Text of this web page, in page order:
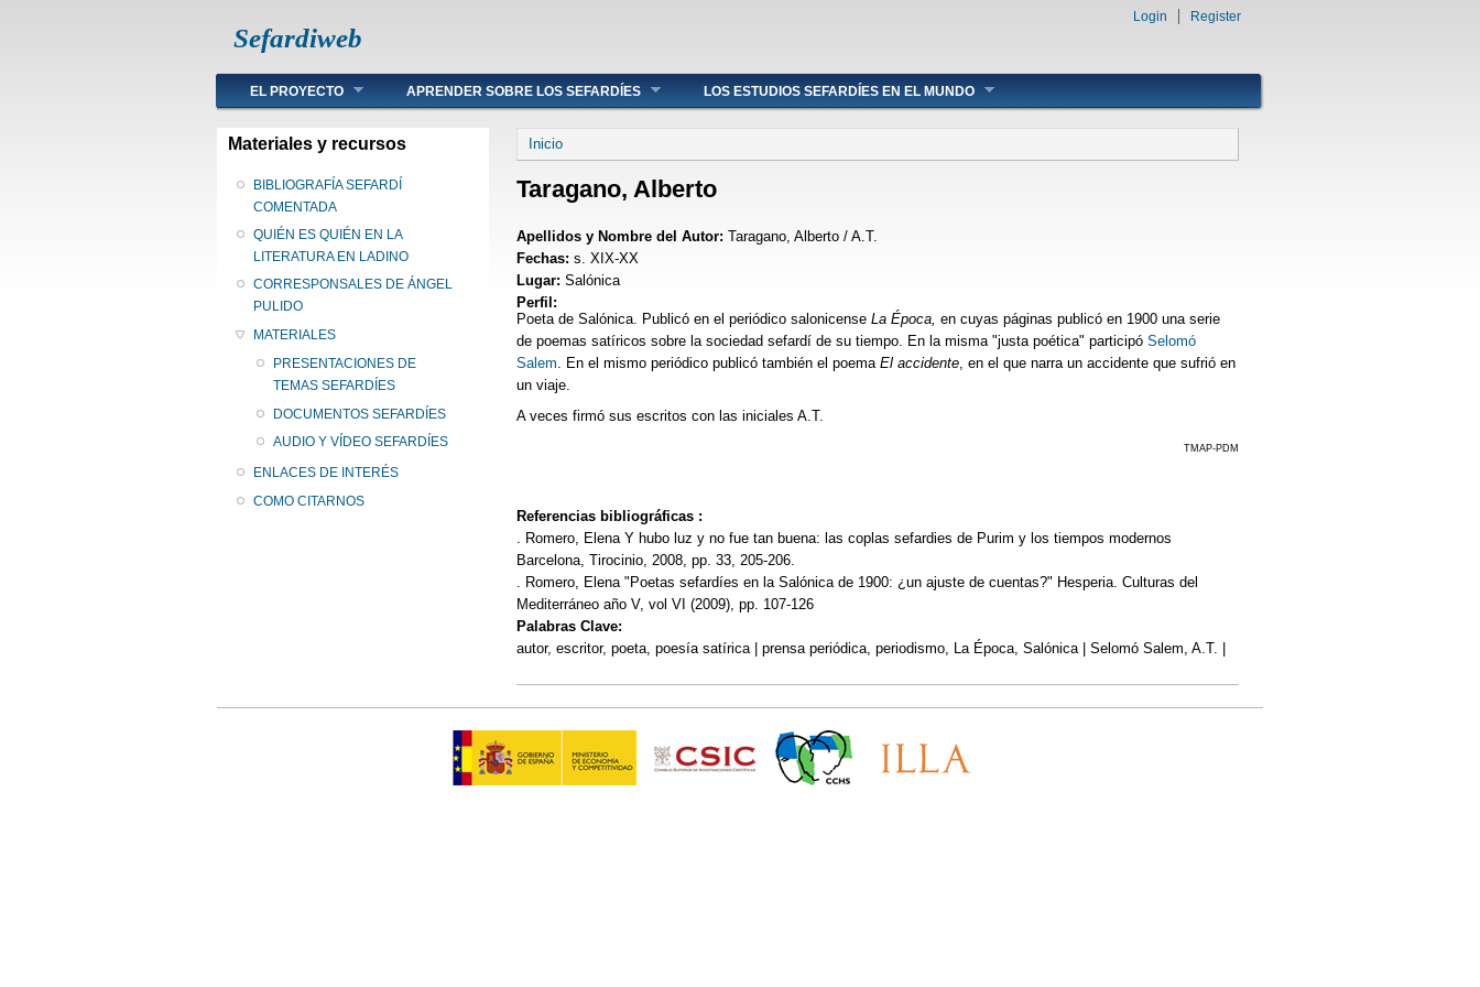
Sefardiweb
Login Register
Main menu
EL PROYECTO APRENDER SOBRE LOS SEFARDÍES LOS ESTUDIOS SEFARDÍES EN EL MUNDO
Materiales y recursos
BIBLIOGRAFÍA SEFARDÍ
COMENTADA
QUIÉN ES QUIÉN EN LA
LITERATURA EN LADINO
CORRESPONSALES DE ÁNGEL
PULIDO
MATERIALES
PRESENTACIONES DE
TEMAS SEFARDÍES
DOCUMENTOS SEFARDÍES
AUDIO Y VÍDEO SEFARDÍES
ENLACES DE INTERÉS
COMO CITARNOS
Se encuentra usted aquí
Inicio
Taragano, Alberto
Apellidos y Nombre del Autor: Taragano, Alberto / A.T.
Fechas: s. XIX-XX
Lugar: Salónica
Perfil:
Poeta de Salónica. Publicó en el periódico salonicense La Época, en cuyas páginas publicó en 1900 una serie
de poemas satíricos sobre la sociedad sefardí de su tiempo. En la misma "justa poética" participó Selomó
Salem . En el mismo periódico publicó también el poema El accidente , en el que narra un accidente que sufrió en
un viaje.
A veces firmó sus escritos con las iniciales A.T.
TMAP-PDM
Referencias bibliográficas :
. Romero, Elena Y hubo luz y no fue tan buena: las coplas sefardies de Purim y los tiempos modernos
Barcelona, Tirocinio, 2008, pp. 33, 205-206.
. Romero, Elena "Poetas sefardíes en la Salónica de 1900: ¿un ajuste de cuentas?" Hesperia. Culturas del
Mediterráneo año V, vol VI (2009), pp. 107-126
Palabras Clave:
autor, escritor, poeta, poesía satírica | prensa periódica, periodismo, La Época, Salónica | Selomó Salem, A.T. |